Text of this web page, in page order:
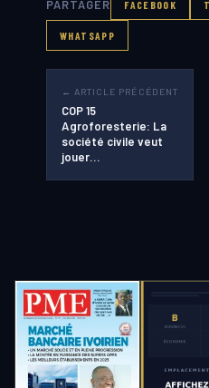
PARTAGER FACEBOOK
WHATSAPP
← ARTICLE PRÉCÉDENT
COP 15
Agroforesterie: La
société civile veut
jouer…